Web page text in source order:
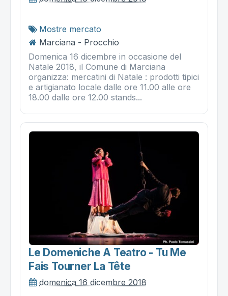
Mostre mercato
Marciana - Procchio
Domenica 16 dicembre in occasione del
Natale 2018, il Comune di Marciana
organizza: mercatini di Natale : prodotti tipici
e artigianato locale dalle ore 11.00 alle ore
18.00 dalle ore 12.00 stands...
Le Domeniche A Teatro - Tu Me
Fais Tourner La Tête
domenica 16 dicembre 2018